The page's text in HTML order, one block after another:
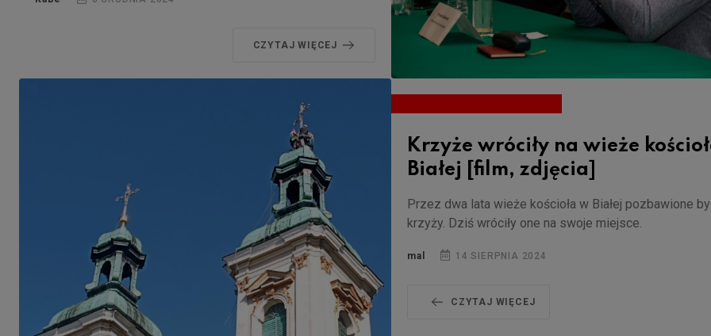
CZYTAJ WIĘCEJ
Krzyże wróciły na wieże
Białej [film, zdjęcia]
Przez dwa lata wieże kościoła w Białej pozbawione
krzyży. Dziś wróciły one na swoje miejsce.
mal 14 SIERPNIA 2024
CZYTAJ WIĘCEJ